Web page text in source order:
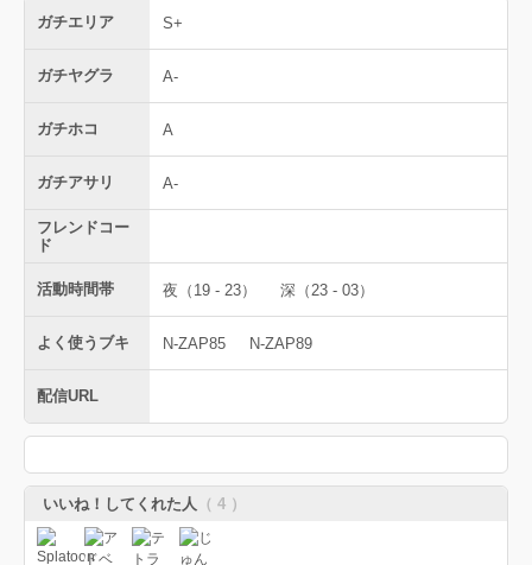
ガチエリア S+
ガチヤグラ A-
ガチホコ A
ガチアサリ A-
フレンドコー
ド
活動時間帯 夜（19 - 23） 深（23 - 03）
よく使うブキ N-ZAP85 N-ZAP89
配信URL
いいね！してくれた人 （ 4 ）